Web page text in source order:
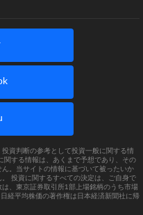
資判断の参考として投資一般に関する情
する情報は、あくまで予想であり、その
。当サイトの情報に基づいて被ったいか
投資に関するすべての決定は、ご自身で
、東京証券取引所1部上場銘柄のうち市場
経平均株価の著作権は日本経済新聞社に帰